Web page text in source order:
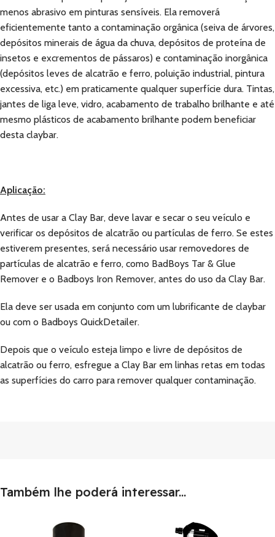
menos abrasivo em pinturas sensíveis. Ela removerá
eficientemente tanto a contaminação orgânica (seiva de árvores,
depósitos minerais de água da chuva, depósitos de proteína de
insetos e excrementos de pássaros) e contaminação inorgânica
(depósitos leves de alcatrão e ferro, poluição industrial, pintura
excessiva, etc.) em praticamente qualquer superfície dura. Tintas,
jantes de liga leve, vidro, acabamento de trabalho brilhante e até
mesmo plásticos de acabamento brilhante podem beneficiar
desta claybar.
Aplicação:
Antes de usar a Clay Bar, deve lavar e secar o seu veículo e
verificar os depósitos de alcatrão ou partículas de ferro. Se estes
estiverem presentes, será necessário usar removedores de
partículas de alcatrão e ferro, como BadBoys Tar & Glue
Remover e o Badboys Iron Remover, antes do uso da Clay Bar.
Ela deve ser usada em conjunto com um lubrificante de claybar
ou com o Badboys QuickDetailer.
Depois que o veículo esteja limpo e livre de depósitos de
alcatrão ou ferro, esfregue a Clay Bar em linhas retas em todas
as superfícies do carro para remover qualquer contaminação.
Também lhe poderá interessar...